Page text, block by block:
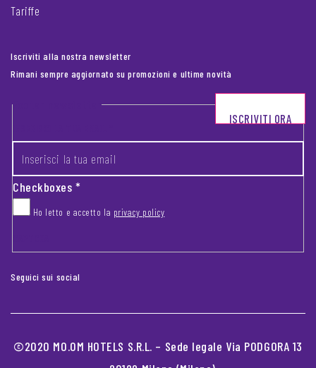
Tariffe
Iscriviti alla nostra newsletter
Rimani sempre aggiornato su promozioni e ultime novità
Footer newsletter
Checkboxes*
Ho letto e accetto la privacy policy
ISCRIVITI ORA
Seguici sui social
©2020 MO.OM HOTELS S.R.L. – Sede legale Via PODGORA 13